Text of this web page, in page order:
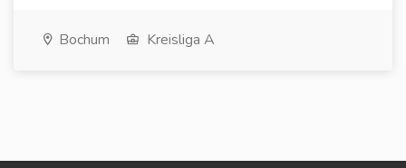
Bochum Kreisliga A